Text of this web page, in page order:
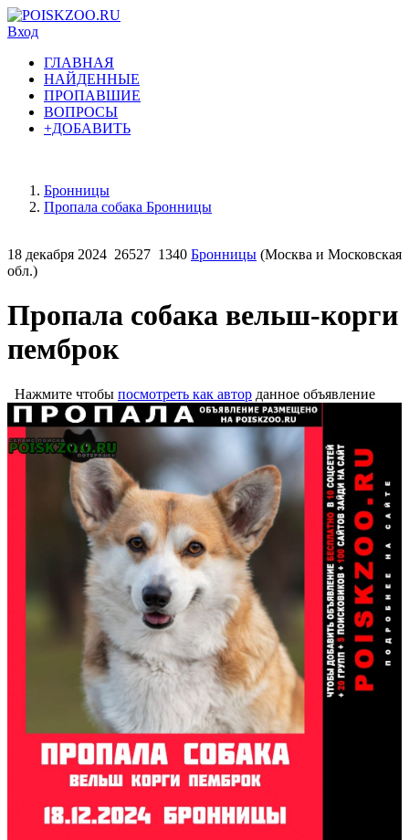
Вход
ГЛАВНАЯ
НАЙДЕННЫЕ
ПРОПАВШИЕ
ВОПРОСЫ
+ДОБАВИТЬ
Бронницы
Пропала собака Бронницы
18 декабря 2024 26527 1340 Бронницы (Москва и Московская
обл.)
Пропала собака вельш-корги
пемброк
Нажмите чтобы посмотреть как автор данное объявление